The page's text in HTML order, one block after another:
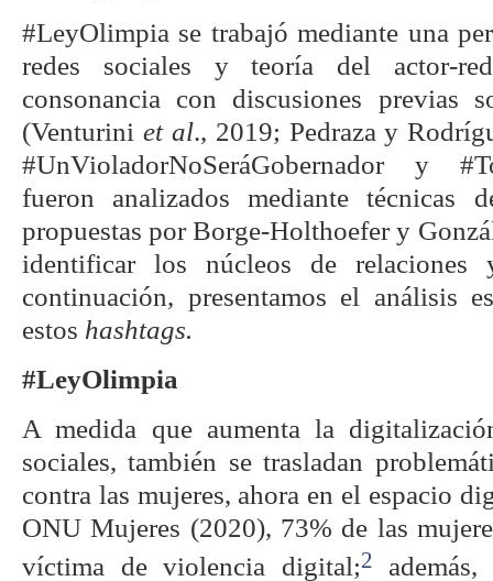
#LeyOlimpia se trabajó mediante una
redes sociales y teoría del actor-
consonancia con discusiones previas
(Venturini et al., 2019; Pedraza y
#UnVioladorNoSeráGobernador y
fueron analizados mediante técnicas
propuestas por Borge-Holthoefer y
identificar los núcleos de relaciones
continuación, presentamos el análisis
estos hashtags.
#LeyOlimpia
A medida que aumenta la
sociales, también se trasladan
contra las mujeres, ahora en el espacio
ONU Mujeres (2020), 73% de las
víctima de violencia digital;2